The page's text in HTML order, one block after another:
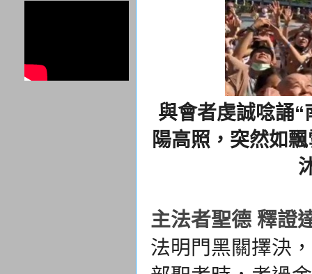
與會者虔誠唸誦“
陽高照，突然如
主法者聖德 釋證
法明門黑關擇決